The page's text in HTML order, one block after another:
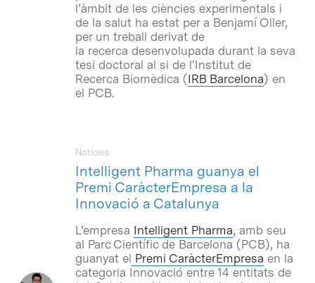
l’àmbit de les ciències experimentals i
de la salut ha estat per a Benjamí Oller,
per un treball derivat de
la recerca desenvolupada durant la seva
tesi doctoral al si de l’Institut de
Recerca Biomèdica (IRB Barcelona) en
el PCB.
Intelligent Pharma guanya el
Premi CaràcterEmpresa a la
Innovació a Catalunya
Notícies
L’empresa Intelligent Pharma, amb seu
al Parc Científic de Barcelona (PCB), ha
guanyat el Premi CaràcterEmpresa en la
categoria Innovació entre 14 entitats de